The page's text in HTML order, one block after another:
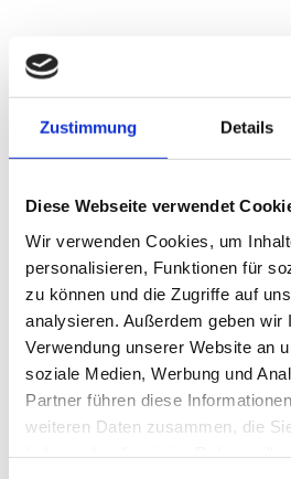
Zustimmung Details
Diese Webseite verwendet
Wir verwenden Cookies, um
personalisieren, Funktionen für
zu können und die Zugriffe auf
analysieren. Außerdem geben wir
Verwendung unserer Website an
soziale Medien, Werbung und
Partner führen diese
weiteren Daten zusammen, die
Zwischen Verzweiflung und
(aus Anlass des Gedenkens der
August 1944)
Ein Vortrag von Prof. Dr. Wladimir
Das Jahr 2019 brachte der
Landesgruppe Nordrhein-Westfalen
ein wichtiges Gedenken: sie konnte